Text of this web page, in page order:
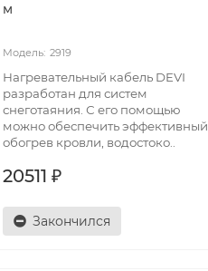
м
2919
Нагревательный кабель DEVI
разработан для систем
снеготаяния. С его помощью
можно обеспечить эффективный
обогрев кровли, водостоко..
20511 ₽
Закончился